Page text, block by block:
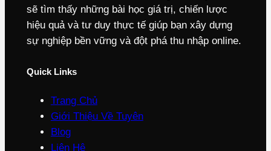
sẽ tìm thấy những bài học giá trị, chiến lược
hiệu quả và tư duy thực tế giúp bạn xây dựng
sự nghiệp bền vững và đột phá thu nhập online.
Quick Links
Trang Chủ
Giới Thiệu Về Tuyên
Blog
Liên Hệ